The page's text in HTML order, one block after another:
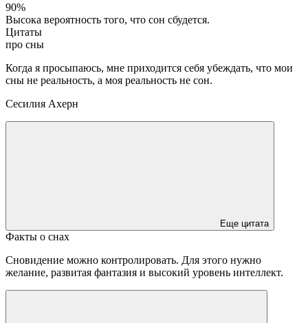
90%
Высока вероятность того, что сон сбудется.
Цитаты
про сны
Когда я просыпаюсь, мне приходится себя убеждать, что мои
сны не реальность, а моя реальность не сон.
Сесилия Ахерн
Еще цитата
Факты о снах
Сновидение можно контролировать. Для этого нужно
желание, развитая фантазия и высокий уровень интеллект.